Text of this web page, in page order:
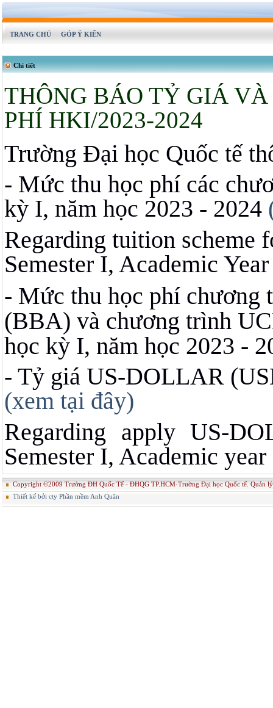
TRANG CHỦ GÓP Ý KIẾN
Chi tiết
THÔNG BÁO TỶ GIÁ
PHÍ HKI/2023-2024
Trường Đại học Quốc tế
- Mức thu học phí các
kỳ I, năm học 2023 - 2024
Regarding tuition scheme
Semester I, Academic
- Mức thu học phí chương
(BBA) và chương trình
học kỳ I, năm học 2023 -
- Tỷ giá US-DOLLAR
(xem tại đây)
Regarding applyUS-
Semester I, Academic
Copyright ©2009 Trường ĐH Quốc Tế - ĐHQG TP.HCM-Trường Đại học Quốc tế. Quản
Thiết kế bởi cty Phần mềm Anh Quân